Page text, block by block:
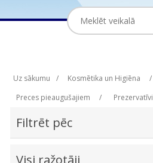
Uz sākumu / Kosmētika un Higiēna
/
Preces pieaugušajiem
/ Prezervatīvi
Filtrēt pēc
Visi ražotāji